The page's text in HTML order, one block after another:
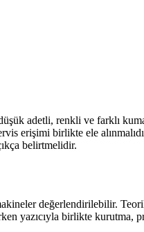
adetli, renkli ve farklı
erişimi birlikte ele
belirtmelidir.
değerlendirilebilir.
yazıcıyla birlikte kurutma,